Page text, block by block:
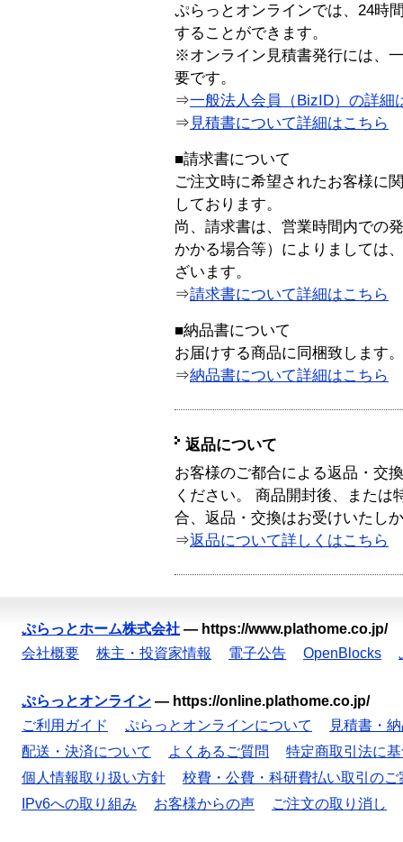
ぷらっとオンラインでは、24時
することができます。
※オンライン見積書発行には、
要です。
⇒一般法人会員（BizID）の詳細
⇒ 見積書について詳細はこちら
■請求書について
ご注文時に希望されたお客様に
しております。
尚、請求書は、営業時間内での
かかる場合等）によりましては
ざいます。
⇒請求書について詳細はこちら
■納品書について
お届けする商品に同梱致します。
⇒納品書について詳細はこちら
返品について
お客様のご都合による返品・交
ください。 商品開封後、または
合、返品・交換はお受けいたし
⇒返品について詳しくはこちら
ぷらっとホーム株式会社 — https://www.plathome.co.jp/
会社概要
株主・投資家情報 電子公告 OpenBlocks
ぷらっとオンライン — https://online.plathome.co.jp/
ご利用ガイド
ぷらっとオンラインについて
見積書・
配送・決済について
よくあるご質問
特定商取引法に
個人情報取り扱い方針
校費・公費・科研費払い取引のご
IPv6への取り組み
お客様からの声 ご注文の取り消し